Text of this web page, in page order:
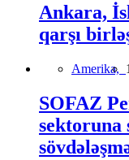
Ankara,
qarşı
Amerika,
SOFAZ
sektoruna